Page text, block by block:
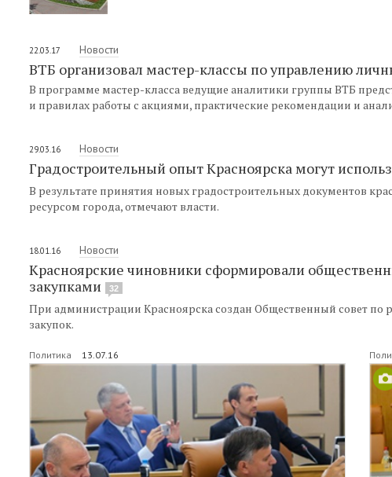
22.03.17 Новости
ВТБ организовал мастер-классы по управлению
В программе мастер-класса ведущие аналитики группы ВТБ
и правилах работы с акциями, практические рекомендации и
29.03.16 Новости
Градостроительный опыт Красноярска могут
В результате принятия новых градостроительных документов
ресурсом города, отмечают власти.
18.01.16 Новости
Красноярские чиновники сформировали
закупками
32
При администрации Красноярска создан Общественный совет
закупок.
Политика 13.07.16